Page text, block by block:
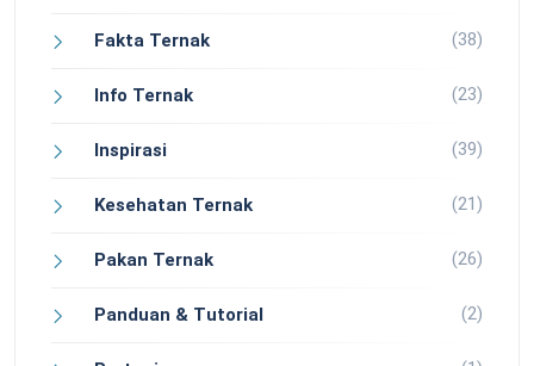
Fakta Ternak (38)
Info Ternak (23)
Inspirasi (39)
Kesehatan Ternak (21)
Pakan Ternak (26)
Panduan & Tutorial (2)